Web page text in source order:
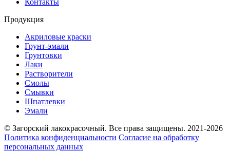
Контакты
Продукция
Акриловые краски
Грунт-эмали
Грунтовки
Лаки
Растворители
Смолы
Смывки
Шпатлевки
Эмали
© Загорский лакокрасочный. Все права защищены. 2021-2026
Политика конфиденциальности Согласие на обработку
персональных данных